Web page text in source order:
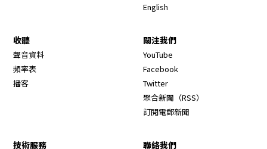
English
收聽
聲音資料
頻率表
播客
關注我們
YouTube
Facebook
Twitter
聚合新聞（RSS）
訂閱電郵新聞
技術服務 聯絡我們